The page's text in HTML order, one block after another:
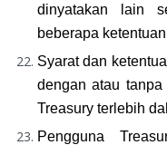
dinyatakan lain
beberapa
Syarat dan
dengan atau
Treasury terlebih
Pengguna